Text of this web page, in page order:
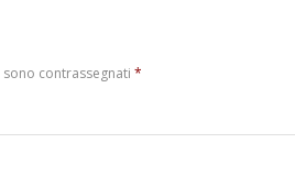
contrassegnati *